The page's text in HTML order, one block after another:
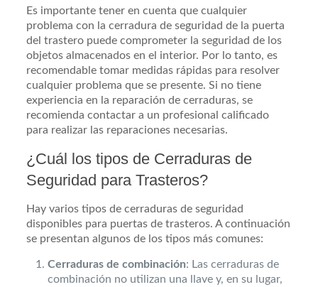
Es importante tener en cuenta que cualquier
problema con la cerradura de seguridad de la puerta
del trastero puede comprometer la seguridad de los
objetos almacenados en el interior. Por lo tanto, es
recomendable tomar medidas rápidas para resolver
cualquier problema que se presente. Si no tiene
experiencia en la reparación de cerraduras, se
recomienda contactar a un profesional calificado
para realizar las reparaciones necesarias.
¿Cuál los tipos de Cerraduras de
Seguridad para Trasteros?
Hay varios tipos de cerraduras de seguridad
disponibles para puertas de trasteros. A continuación
se presentan algunos de los tipos más comunes:
Cerraduras de combinación: Las cerraduras de
combinación no utilizan una llave y, en su lugar,